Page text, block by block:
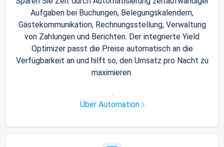
Aufgaben bei Buchungen, Belegungskalendern,
Gästekommunikation, Rechnungsstellung, Verwaltung
von Zahlungen und Berichten. Der integrierte Yield
Optimizer passt die Preise automatisch an die
Verfügbarkeit an und hilft so, den Umsatz pro Nacht zu
maximieren.
.
Über Automation